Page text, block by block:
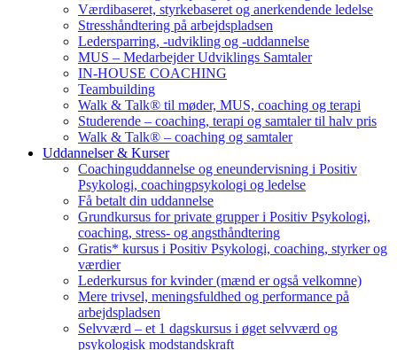
Værdibaseret, styrkebaseret og anerkendende ledelse
Stresshåndtering på arbejdspladsen
Ledersparring, -udvikling og -uddannelse
MUS – Medarbejder Udviklings Samtaler
IN-HOUSE COACHING
Teambuilding
Walk & Talk® til møder, MUS, coaching og terapi
Studerende – coaching, terapi og samtaler til halv pris
Walk & Talk® – coaching og samtaler
Uddannelser & Kurser
Coachinguddannelse og eneundervisning i Positiv
Psykologi, coachingpsykologi og ledelse
Få betalt din uddannelse
Grundkursus for private grupper i Positiv Psykologi,
coaching, stress- og angsthåndtering
Gratis* kursus i Positiv Psykologi, coaching, styrker og
værdier
Lederkursus for kvinder (mænd er også velkomne)
Mere trivsel, meningsfuldhed og performance på
arbejdspladsen
Selvværd – et 1 dagskursus i øget selvværd og
psykologisk modstandskraft